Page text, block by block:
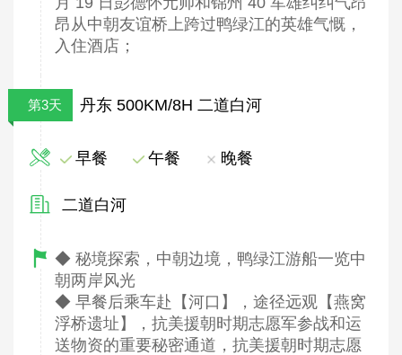
昂从中朝友谊桥上跨过鸭绿江的英雄气慨，
入住酒店；
第3天 丹东 500KM/8H 二道白河
早餐 午餐 晚餐
二道白河
◆ 秘境探索，中朝边境，鸭绿江游船一览中
朝两岸风光
◆ 早餐后乘车赴【河口】，途径远观【燕窝
浮桥遗址】，抗美援朝时期志愿军参战和运
送物资的重要秘密通道，抗美援朝时期志愿